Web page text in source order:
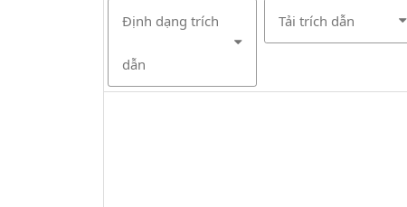
Định dạng trích
dẫn
Tải trích dẫn